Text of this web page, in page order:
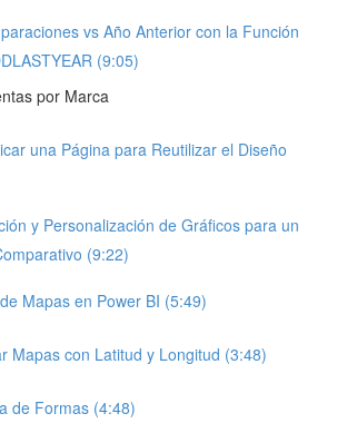
vs Año Anterior con la Función
(9:05)
por Marca
una Página para Reutilizar el Diseño
y Personalización de Gráficos para un
(9:22)
Mapas en Power BI (5:49)
Mapas con Latitud y Longitud (3:48)
de Formas (4:48)